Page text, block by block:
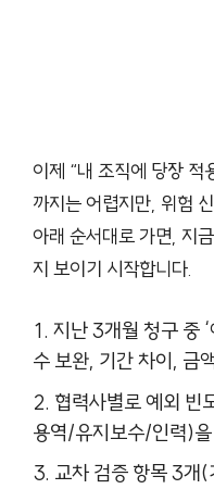
이제 “내 조직에 당장 적
까지는 어렵지만, 위험
아래 순서대로 가면, 지
지 보이기 시작합니다.
지난 3개월 청구 중
수 보완, 기간 차이, 금
협력사별로 예외 빈
용역/유지보수/인력)
교차 검증 항목 3개